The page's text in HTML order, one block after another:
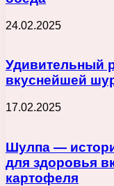
24.02.2025
Удивительный
вкуснейшей
17.02.2025
Шулпа —
для здоровья
картофеля